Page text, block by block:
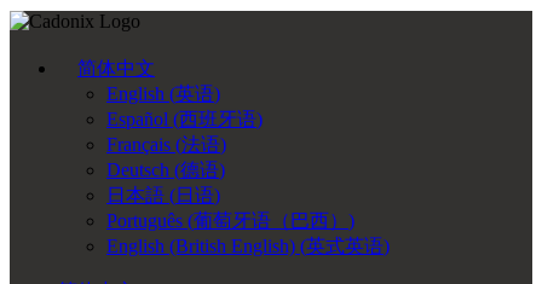
简体中文
English (英语)
Español (西班牙语)
Français (法语)
Deutsch (德语)
日本語 (日语)
Português (葡萄牙语（巴西） )
English (British English) (英式英语)